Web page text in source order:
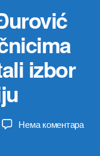
izbor
Нема коментарана